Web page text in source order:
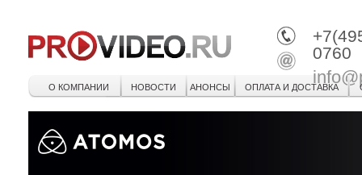
0760
О КОМПАНИИ НОВОСТИ АНОНСЫ ОПЛАТА И ДОСТАВКА